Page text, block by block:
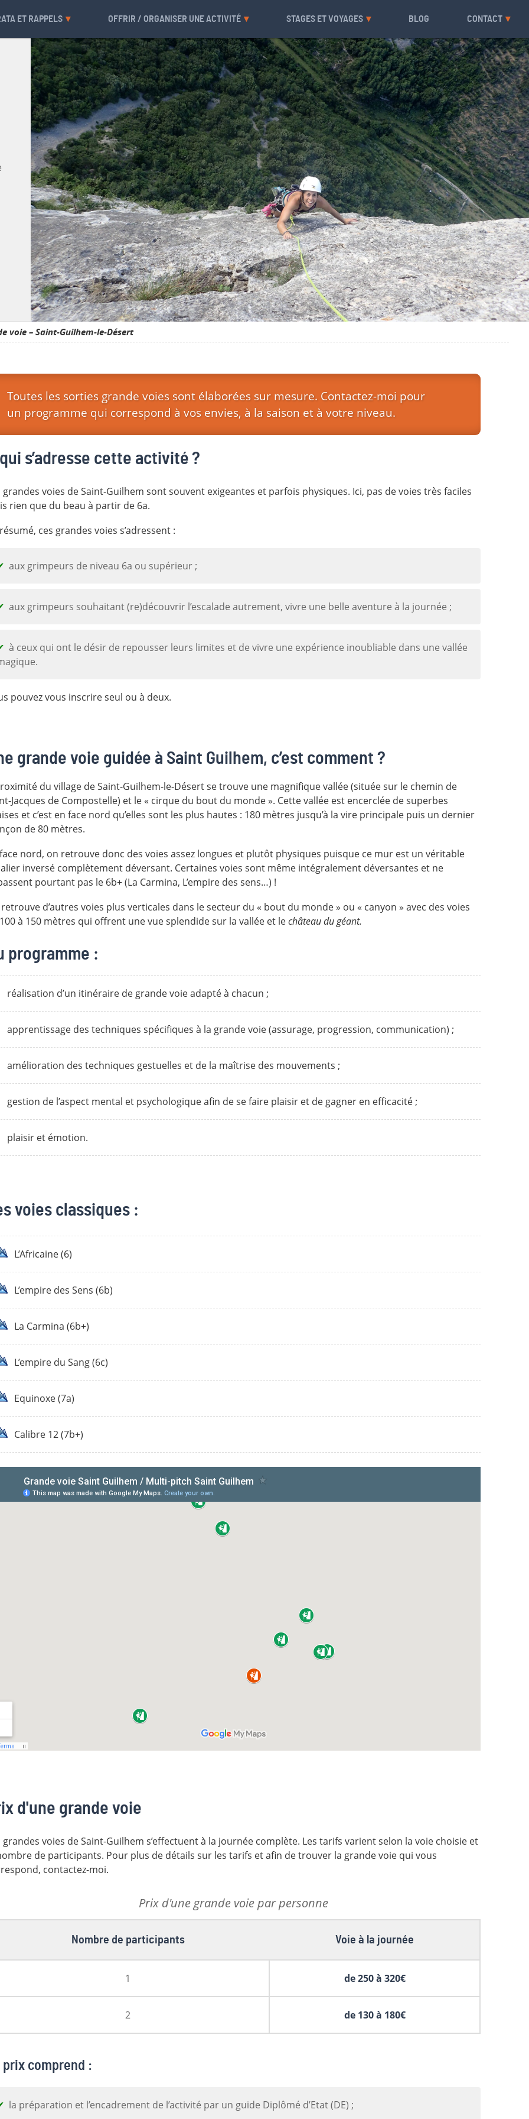
ET RAPPELS OFFRIR / ORGANISER UNE ACTIVITÉ STAGES ET VOYAGES BLOG CONTACT
voie – Saint-Guilhem-le-Désert
Toutes les sorties grande voies sont élaborées sur mesure. Contactez-moi pour
un programme qui correspond à vos envies, à la saison et à votre niveau.
s’adresse cette activité ?
grandes voies de Saint-Guilhem sont souvent exigeantes et parfois physiques. Ici, pas de voies très faciles
rien que du beau à partir de 6a.
ces grandes voies s’adressent :
aux grimpeurs de niveau 6a ou supérieur ;
aux grimpeurs souhaitant (re)découvrir l’escalade autrement, vivre une belle aventure à la journée ;
à ceux qui ont le désir de repousser leurs limites et de vivre une expérience inoubliable dans une vallée
pouvez vous inscrire seul ou à deux.
grande voie guidée à Saint Guilhem, c’est comment ?
du village de Saint-Guilhem-le-Désert se trouve une magnifique vallée (située sur le chemin de
Jacques de Compostelle) et le « cirque du bout du monde ». Cette vallée est encerclée de superbes
et c’est en face nord qu’elles sont les plus hautes : 180 mètres jusqu’à la vire principale puis un dernier
de 80 mètres.
nord, on retrouve donc des voies assez longues et plutôt physiques puisque ce mur est un véritable
inversé complètement déversant. Certaines voies sont même intégralement déversantes et ne
pourtant pas le 6b+ (La Carmina, L’empire des sens…) !
d’autres voies plus verticales dans le secteur du « bout du monde » ou « canyon » avec des voies
à 150 mètres qui offrent une vue splendide sur la vallée et lechâteau du géant.
programme :
réalisation d’un itinéraire de grande voie adapté à chacun ;
apprentissage des techniques spécifiques à la grande voie (assurage, progression, communication) ;
amélioration des techniques gestuelles et de la maîtrise des mouvements ;
gestion de l’aspect mental et psychologique afin de se faire plaisir et de gagner en efficacité ;
plaisir et émotion.
voies classiques :
L’Africaine (6)
L’empire des Sens (6b)
La Carmina (6b+)
L’empire du Sang (6c)
Equinoxe (7a)
Calibre 12 (7b+)
d'une grande voie
grandes voies de Saint-Guilhem s’effectuent à la journée complète. Les tarifs varient selon la voie choisie et
de participants. Pour plus de détails sur les tarifs et afin de trouver la grande voie qui vous
contactez-moi.
Prix d'une grande voie par personne
Nombre de participants Voie à la journée
1 de 250 à 320€
2 de 130 à 180€
prix comprend :
la préparation et l’encadrement de l’activité par un guide Diplômé d’Etat (DE) ;